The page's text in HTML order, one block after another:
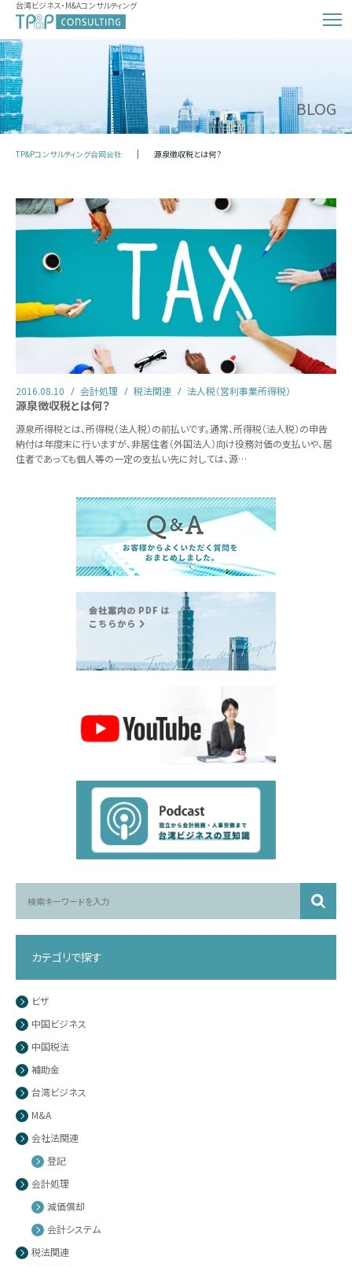
台湾ビジネス・M&Aコンサルティング
BLOG
TP&Pコンサルティング合同会社 源泉徴収税とは何？
2016.08.10 会計処理 税法関連 法人税（営利事業所得税）
源泉徴収税とは何？
源泉所得税とは、所得税（法人税）の前払いです。通常、所得税（法人税）の申告
納付は年度末に行いますが、非居住者（外国法人）向け役務対価の支払いや、居
住者であっても個人等の一定の支払い先に対しては、源…
カテゴリで探す
ビザ
中国ビジネス
中国税法
補助金
台湾ビジネス
M&A
会社法関連
登記
会計処理
減価償却
会計システム
税法関連